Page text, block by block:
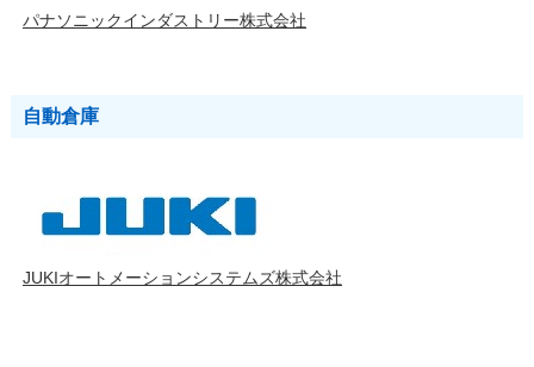
パナソニックインダストリー株式会社
自動倉庫
JUKIオートメーションシステムズ株式会社